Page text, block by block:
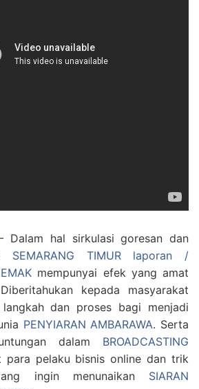
hal sirkulasi goresan dan
SEMARANG TIMUR laporan /
mempunyai efek yang amat
kepada masyarakat
dan proses bagi menjadi
PENYIARAN AMBARAWA. Serta
dalam BROADCASTING
para pelaku bisnis online dan trik
ingin menunaikan SIARAN